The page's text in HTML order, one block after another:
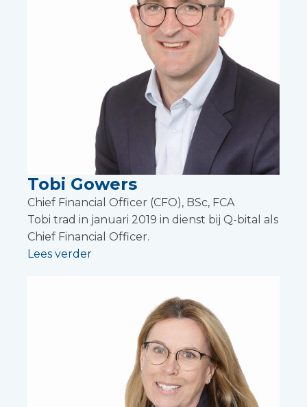
Tobi Gowers
Chief Financial Officer (CFO), BSc, FCA
Tobi trad in januari 2019 in dienst bij Q-bital als
Chief Financial Officer.
Lees verder